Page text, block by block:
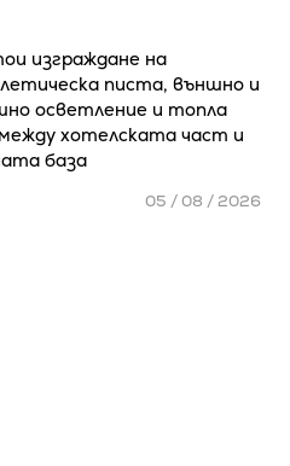
изграждане на
писта, външно и
осветление и топла
хотелската част и
база
05 / 08 / 2026